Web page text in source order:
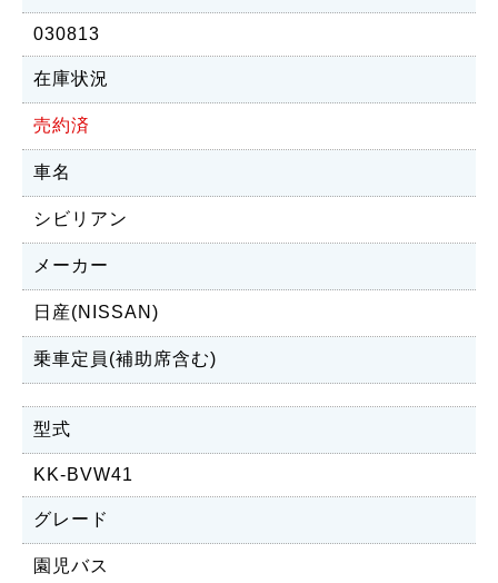
030813
在庫状況
売約済
車名
シビリアン
メーカー
日産(NISSAN)
乗車定員(補助席含む)
型式
KK-BVW41
グレード
園児バス